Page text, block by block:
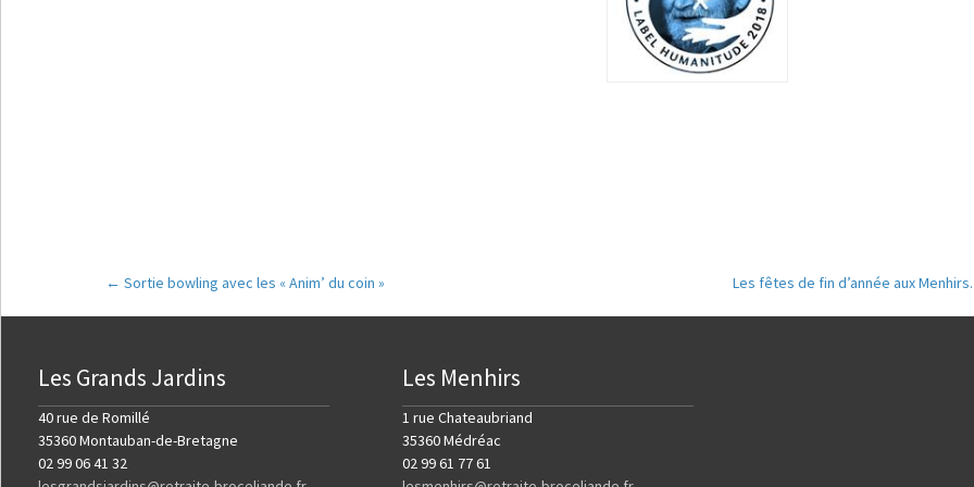
← Sortie bowling avec les « Anim’ du coin » Les fêtes de fin d’année aux
Les Grands Jardins
40 rue de Romillé
35360 Montauban-de-Bretagne
02 99 06 41 32
Les Menhirs
1 rue Chateaubriand
35360 Médréac
02 99 61 77 61